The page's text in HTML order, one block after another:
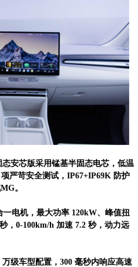
安芯版采用锰基半固态电芯，低温
严苛安全测试，IP67+IP69K 防护
。
电机，最大功率 120kW、峰值扭
，0-100km/h 加速 7.2 秒，动力远
级车型配置，300 毫秒内响应高速